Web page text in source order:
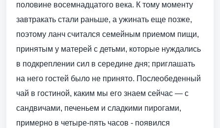
половине восемнадцатого века. К тому моменту
завтракать стали раньше, а ужинать еще позже,
поэтому ланч считался семейным приемом пищи,
принятым у матерей с детьми, которые нуждались
в подкреплении сил в середине дня; приглашать
на него гостей было не принято. Послеобеденный
чай в гостиной, каким мы его знаем сейчас — с
сандвичами, печеньем и сладкими пирогами,
примерно в четыре-пять часов - появился